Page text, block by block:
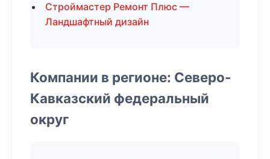
Строймастер Ремонт Плюс —
Ландшафтный дизайн
Компании в регионе: Северо-
Кавказский федеральный
округ